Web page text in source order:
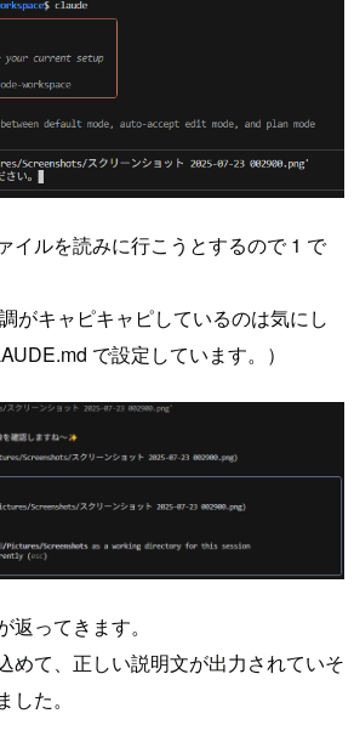
イルを読みに行こうとするので 1 で
がキャピキャピしているのは気にし
で設定しています。）
返ってきます。
めて、正しい説明文が出力されていそ
た。